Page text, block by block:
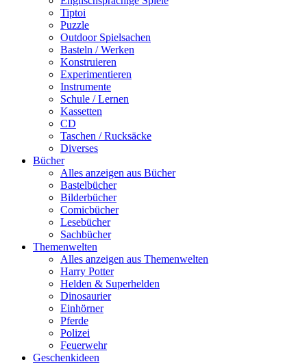
Tiptoi
Puzzle
Outdoor Spielsachen
Basteln / Werken
Konstruieren
Experimentieren
Instrumente
Schule / Lernen
Kassetten
CD
Taschen / Rucksäcke
Diverses
Bücher
Alles anzeigen aus Bücher
Bastelbücher
Bilderbücher
Comicbücher
Lesebücher
Sachbücher
Themenwelten
Alles anzeigen aus Themenwelten
Harry Potter
Helden & Superhelden
Dinosaurier
Einhörner
Pferde
Polizei
Feuerwehr
Geschenkideen